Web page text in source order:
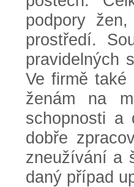
podpory
prostředí.
pravidelných
Ve firmě také
ženám na
schopnosti a
dobře
zneužívání a
daný případ